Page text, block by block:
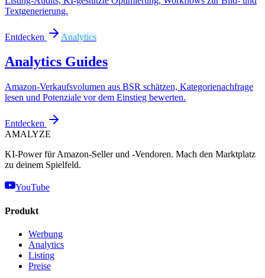
Textgenerierung.
Entdecken Analytics
Analytics Guides
Amazon-Verkaufsvolumen aus BSR schätzen, Kategorienachfrage
lesen und Potenziale vor dem Einstieg bewerten.
Entdecken
AMALYZE
KI-Power für Amazon-Seller und -Vendoren. Mach den Marktplatz
zu deinem Spielfeld.
YouTube
Produkt
Werbung
Analytics
Listing
Preise